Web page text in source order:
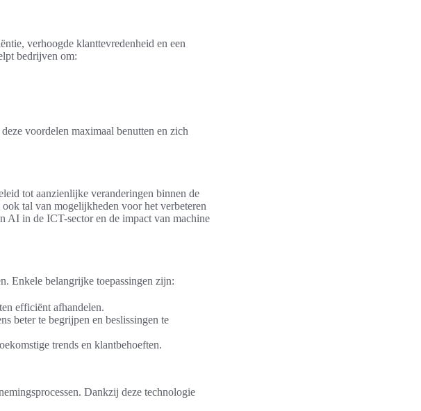
verhoogde klanttevredenheid en een
bedrijven om:
voordelen maximaal benutten en zich
tot aanzienlijke veranderingen binnen de
tal van mogelijkheden voor het verbeteren
AI in de ICT-sector en de impact van machine
Enkele belangrijke toepassingen zijn:
efficiënt afhandelen.
beter te begrijpen en beslissingen te
trends en klantbehoeften.
Dankzij deze technologie